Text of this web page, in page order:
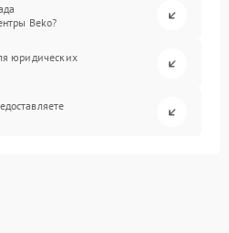
Beko?
юридических